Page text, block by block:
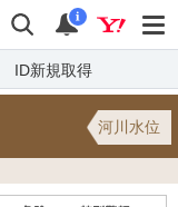
検索 通知
i
ID新規取得
河川水位